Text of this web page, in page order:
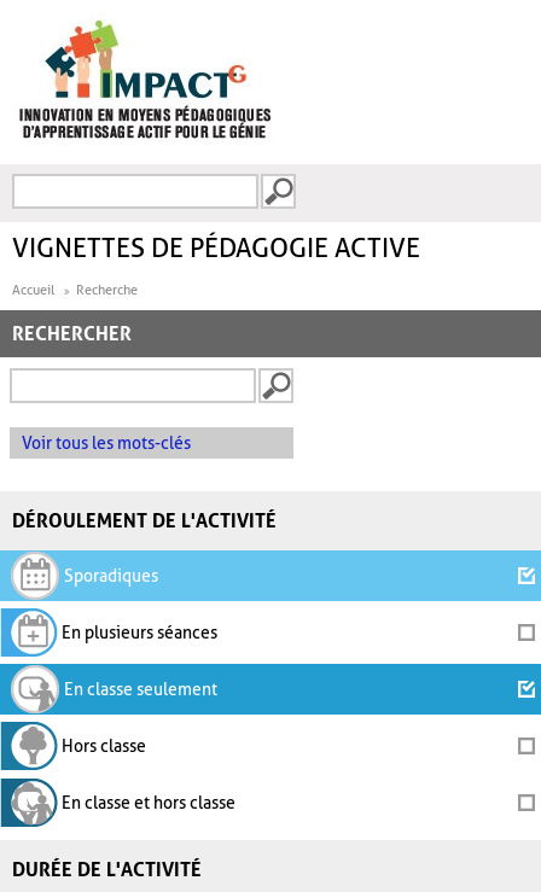
FORMULAIRE DE
VIGNETTES DE PÉDAGOGIE ACTIVE
Accueil Recherche
RECHERCHER
Voir tous les mots-clés
DÉROULEMENT DE L'ACTIVITÉ
Sporadiques
En plusieurs séances
En classe seulement
Hors classe
En classe et hors classe
DURÉE DE L'ACTIVITÉ